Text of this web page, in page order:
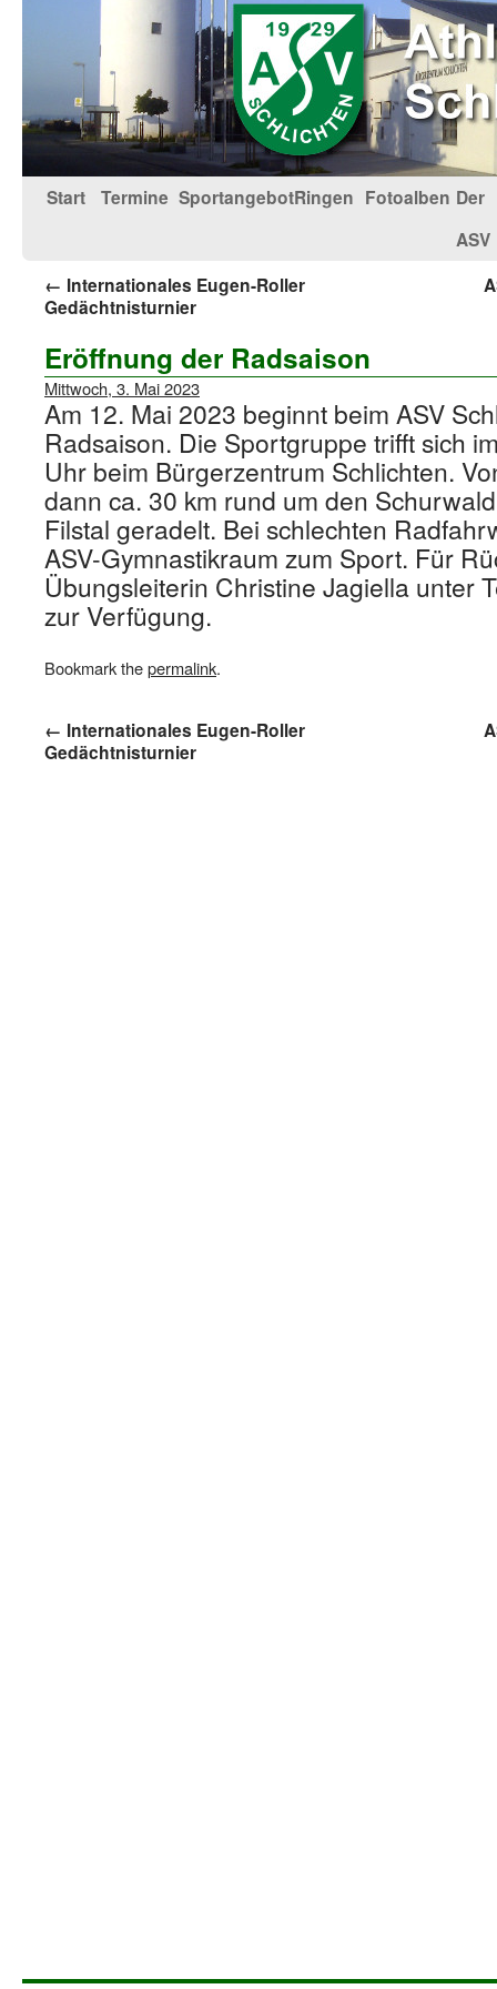
Start Termine SportangebotRingen Fotoalben Der
ASV
← Internationales Eugen-Roller
Gedächtnisturnier
Eröffnung der Radsaison
Mittwoch, 3. Mai 2023
Am 12. Mai 2023 beginnt beim ASV
Radsaison. Die Sportgruppe trifft sich
Uhr beim Bürgerzentrum Schlichten.
dann ca. 30 km rund um den
Filstal geradelt. Bei schlechten
ASV-Gymnastikraum zum Sport. Für
Übungsleiterin Christine Jagiella unter
zur Verfügung.
Bookmark thepermalink.
← Internationales Eugen-Roller
Gedächtnisturnier